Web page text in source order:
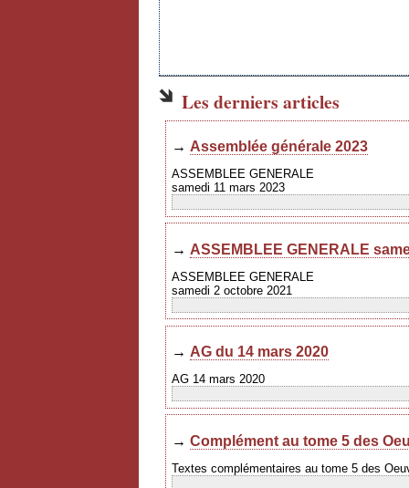
Les derniers articles
→ Assemblée générale 2023
ASSEMBLEE GENERALE
samedi 11 mars 2023
→ ASSEMBLEE GENERALE
ASSEMBLEE GENERALE
samedi 2 octobre 2021
→ AG du 14 mars 2020
AG 14 mars 2020
→ Complément au tome 5 des
Textes complémentaires au tome 5 des